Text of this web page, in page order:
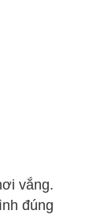
vắng.
đúng